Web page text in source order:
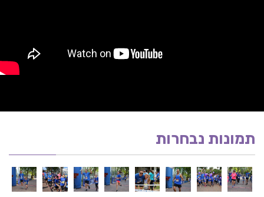
תמונות נבחרות